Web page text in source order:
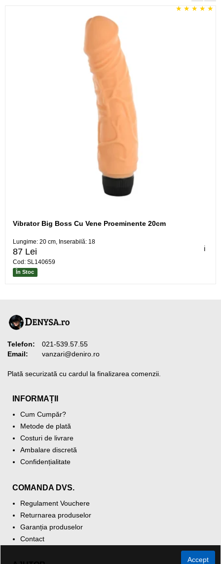
ℹ️
Vibrator Big Boss Cu Vene Proeminente 20cm
Lungime: 20 cm, Inserabilă: 18
87 Lei
Cod: SL140659
În Stoc
Telefon:
021-539.57.55
Email:
vanzari@deniro.ro
Plată securizată cu cardul la finalizarea comenzii.
INFORMAȚII
Cum Cumpăr?
Metode de plată
Costuri de livrare
Ambalare discretă
Confidențialitate
COMANDA DVS.
Regulament Vouchere
Returnarea produselor
Garanția produselor
Contact
Accept